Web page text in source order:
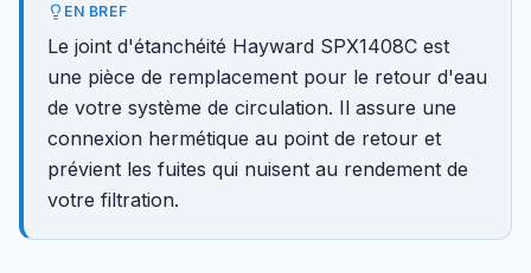
EN BREF
Le joint d'étanchéité Hayward SPX1408C est
une pièce de remplacement pour le retour d'eau
de votre système de circulation. Il assure une
connexion hermétique au point de retour et
prévient les fuites qui nuisent au rendement de
votre filtration.